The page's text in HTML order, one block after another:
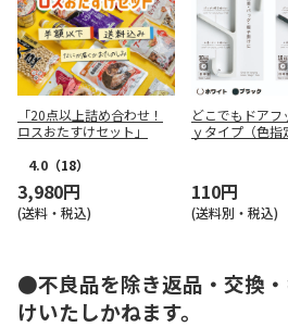
「20点以上詰め合わせ！
ロスおたすけセット」
4.0 （18）
3,980円
(送料・税込)
どこでもドアフ
ｙタイプ（色指
110円
(送料別・税込)
●不良品を除き返品・交換
けいたしかねます。